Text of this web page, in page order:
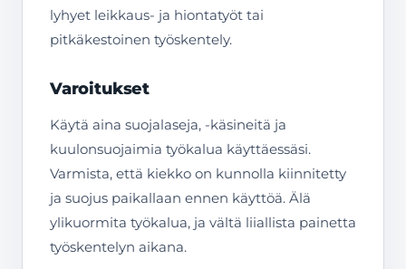
lyhyet leikkaus- ja hiontatyöt tai
pitkäkestoinen työskentely.
Varoitukset
Käytä aina suojalaseja, -käsineitä ja
kuulonsuojaimia työkalua käyttäessäsi.
Varmista, että kiekko on kunnolla kiinnitetty
ja suojus paikallaan ennen käyttöä. Älä
ylikuormita työkalua, ja vältä liiallista painetta
työskentelyn aikana.